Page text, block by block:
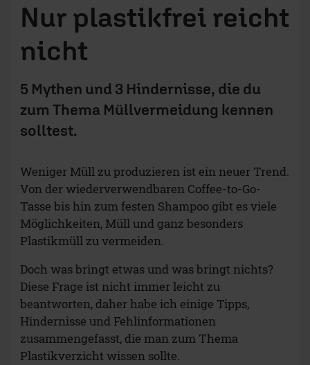
Nur plastikfrei reicht
nicht
5 Mythen und 3 Hindernisse, die du
zum Thema Müllvermeidung kennen
solltest.
Weniger Müll zu produzieren ist ein neuer Trend.
Von der wiederverwendbaren Coffee-to-Go-
Tasse bis hin zum festen Shampoo gibt es viele
Möglichkeiten, Müll und ganz besonders
Plastikmüll zu vermeiden.
Doch was bringt etwas und was bringt nichts?
Diese Frage ist nicht immer leicht zu
beantworten, daher habe ich einige Tipps,
Hindernisse und Fehlinformationen
zusammengefasst, die man zum Thema
Plastikverzicht wissen sollte.